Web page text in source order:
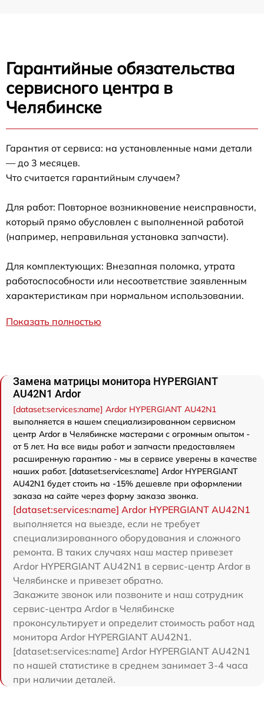
Гарантийные обязательства
сервисного центра в
Челябинске
Гарантия от сервиса: на установленные нами детали
— до 3 месяцев.
Что считается гарантийным случаем?
Для работ: Повторное возникновение неисправности,
который прямо обусловлен с выполненной работой
(например, неправильная установка запчасти).
Для комплектующих: Внезапная поломка, утрата
работоспособности или несоответствие заявленным
характеристикам при нормальном использовании.
Показать полностью
Замена матрицы монитора HYPERGIANT
AU42N1 Ardor
[dataset:services:name] Ardor HYPERGIANT AU42N1
выполняется в нашем специализированном сервисном
центр Ardor в Челябинске мастерами с огромным опытом -
от 5 лет. На все виды работ и запчасти предоставляем
расширенную гарантию - мы в сервисе уверены в качестве
наших работ. [dataset:services:name] Ardor HYPERGIANT
AU42N1 будет стоить на -15% дешевле при оформлении
заказа на сайте через форму заказа звонка.
[dataset:services:name] Ardor HYPERGIANT AU42N1
выполняется на выезде, если не требует
специализированного оборудования и сложного
ремонта. В таких случаях наш мастер привезет
Ardor HYPERGIANT AU42N1 в сервис-центр Ardor в
Челябинске и привезет обратно.
Закажите звонок или позвоните и наш сотрудник
сервис-центра Ardor в Челябинске
проконсультирует и определит стоимость работ над
монитора Ardor HYPERGIANT AU42N1.
[dataset:services:name] Ardor HYPERGIANT AU42N1
по нашей статистике в среднем занимает 3-4 часа
при наличии деталей.